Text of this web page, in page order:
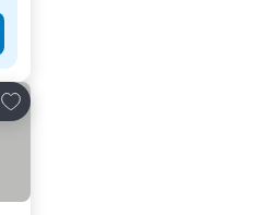
Føj til favoritter